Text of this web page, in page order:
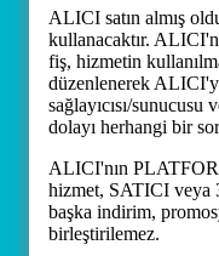
ALICI satın almış
kullanacaktır.
fiş, hizmetin
düzenlenerek
sağlayıcısı/sunucusu
dolayı herhangi bir
ALICI'nın
hizmet, SATICI veya
başka indirim,
birleştirilemez.